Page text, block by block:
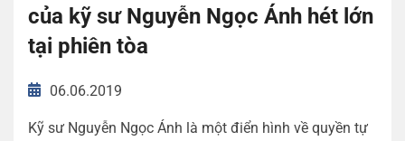
của kỹ sư Nguyễn Ngọc Ánh hét lớn
tại phiên tòa
06.06.2019
Kỹ sư Nguyễn Ngọc Ánh là một điển hình về quyền tự